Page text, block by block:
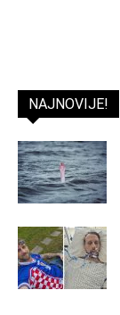
NAJNOVIJE!